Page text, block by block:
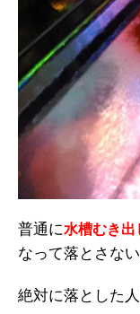
普通に水槽むき出
なって落とさな
絶対に落とした